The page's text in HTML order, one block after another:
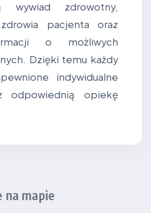
wywiad zdrowotny,
pacjenta oraz
o możliwych
Dzięki temu każdy
indywidualne
odpowiednią opiekę
na mapie